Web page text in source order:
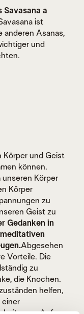
Savasana a
ist
anderen Asanas,
und
Körper und Geist
können.
unseren Körper
Körper
zu
Geist zu
Gedanken in
Abgesehen
Vorteile. Die
zu
die Knochen.
helfen,
einer